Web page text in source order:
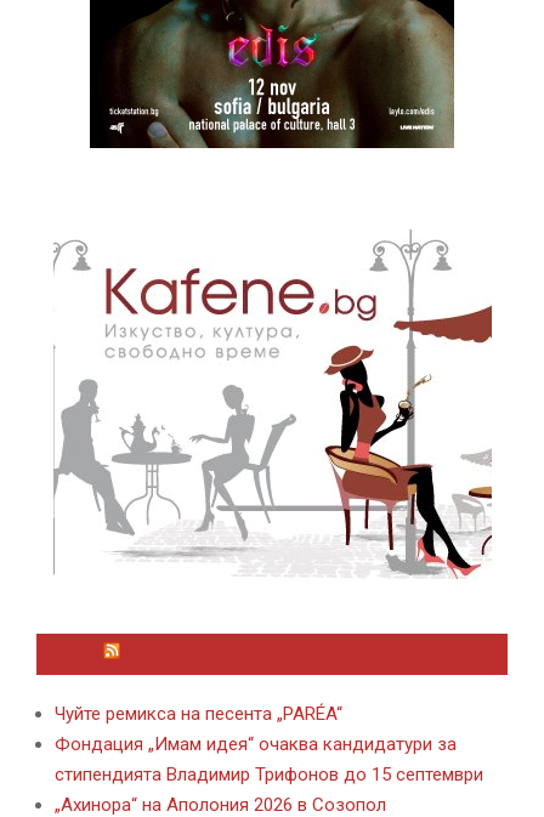
Чуйте ремикса на песента „PARÉA“
Фондация „Имам идея“ очаква кандидатури за
стипендията Владимир Трифонов до 15 септември
„Ахинора“ на Аполония 2026 в Созопол